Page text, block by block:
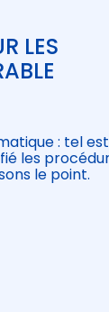
LES
: tel est
les
le point.